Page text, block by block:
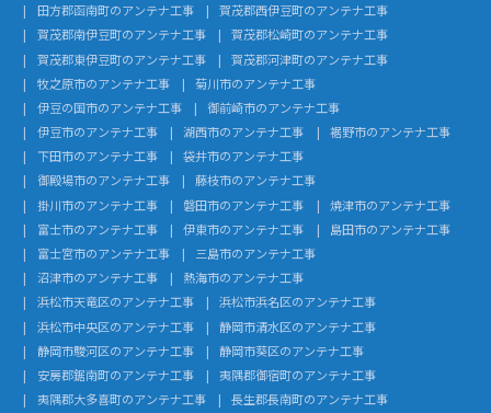
田方郡函南町のアンテナ工事
賀茂郡西伊豆町のアンテナ工事
賀茂郡南伊豆町のアンテナ工事
賀茂郡松崎町のアンテナ工事
賀茂郡東伊豆町のアンテナ工事
賀茂郡河津町のアンテナ工事
牧之原市のアンテナ工事
菊川市のアンテナ工事
伊豆の国市のアンテナ工事
御前崎市のアンテナ工事
伊豆市のアンテナ工事
湖西市のアンテナ工事
裾野市のアンテナ工事
下田市のアンテナ工事
袋井市のアンテナ工事
御殿場市のアンテナ工事
藤枝市のアンテナ工事
掛川市のアンテナ工事
磐田市のアンテナ工事
焼津市のアンテナ工事
富士市のアンテナ工事
伊東市のアンテナ工事
島田市のアンテナ工事
富士宮市のアンテナ工事
三島市のアンテナ工事
沼津市のアンテナ工事
熱海市のアンテナ工事
浜松市天竜区のアンテナ工事
浜松市浜名区のアンテナ工事
浜松市中央区のアンテナ工事
静岡市清水区のアンテナ工事
静岡市駿河区のアンテナ工事
静岡市葵区のアンテナ工事
安房郡鋸南町のアンテナ工事
夷隅郡御宿町のアンテナ工事
夷隅郡大多喜町のアンテナ工事
長生郡長南町のアンテナ工事